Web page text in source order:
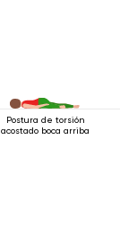
Postura de torsión
acostado boca arriba